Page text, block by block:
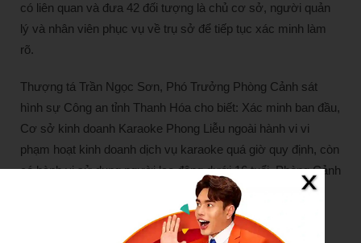
có liên quan và đưa 42 đối tượng là chủ cơ sở, người quản
lý và nhân viên phục vụ về trụ sở để tiếp tục xác minh làm
rõ.
Thượng tá Trần Ngọc Sơn, Phó Trưởng Phòng Cảnh sát
hình sự Công an tỉnh Thanh Hóa cho biết: Xác minh ban đầu,
Cơ sở kinh doanh Karaoke Phong Liễu ngoài hành vi vi
phạm hoạt kinh doanh dịch vụ karaoke quá giờ quy định, còn
có hành vi sử dụng người lao động dưới 16 tuổi. Phòng Cảnh
sát hình sự đang tiếp tục xác minh làm rõ các hành vi vi
phạm để xử lý theo quy định của pháp luật.